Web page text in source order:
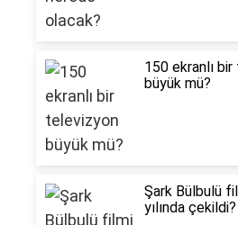
150 ekranlı
büyük mü?
Şark Bülbulü
yılında çekildi?